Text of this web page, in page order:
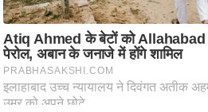
रा
ज
नी
ति
वि